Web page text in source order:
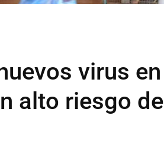
virus en
alto riesgo de